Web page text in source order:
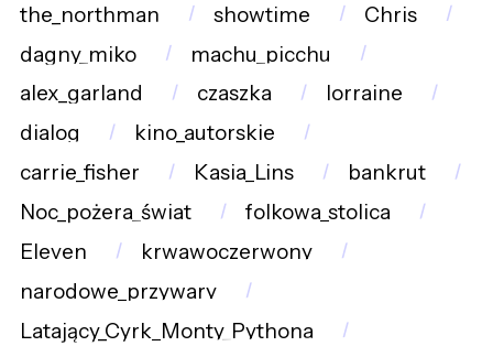
the_northman
showtime
Chris
dagny_miko
machu_picchu
alex_garland
czaszka
lorraine
dialog
kino_autorskie
carrie_fisher
Kasia_Lins
bankrut
Noc_pożera_świat
folkowa_stolica
Eleven
krwawoczerwony
narodowe_przywary
Latający_Cyrk_Monty_Pythona